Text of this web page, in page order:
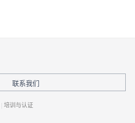
联系我们
| 培训与认证